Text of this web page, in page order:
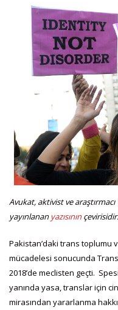
Avukat, aktivist ve araştırmacı
yayınlananyazısınınçevirisidir.
Pakistan’daki trans toplumu
mücadelesi sonucunda Trans
2018’de meclisten geçti.
yanında yasa, translar için
mirasından yararlanma